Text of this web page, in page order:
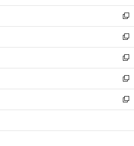
開
く
ウ
で
開
く
ン
ド
ウ
で
開
く
ウ
ィ
ン
ド
ウ
で
開
く
新
し
い
ウ
ィ
ン
ド
ウ
で
開
新
し
い
ウ
ィ
ン
ド
ウ
開
新
し
い
ウ
ィ
ン
ウ
新
し
い
ウ
ン
新
し
ウ